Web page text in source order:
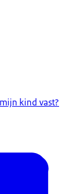
kind vast?